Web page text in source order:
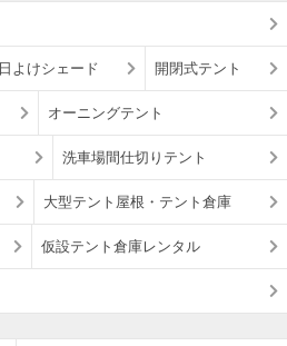
日よけシェード 開閉式テント
オーニングテント
洗車場間仕切りテント
大型テント屋根・テント倉庫
仮設テント倉庫レンタル